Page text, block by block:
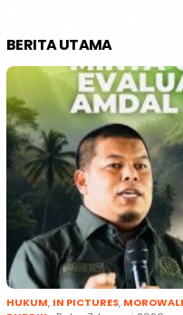
BERITA UTAMA
HUKUM, IN PICTURES, MOROWALI